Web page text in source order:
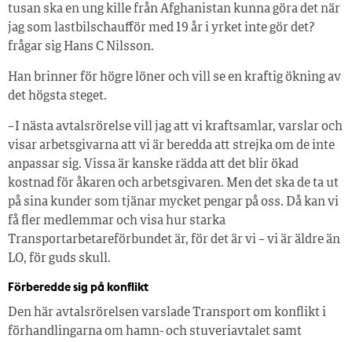
tusan ska en ung kille från Afghanistan kunna göra det när
jag som lastbilschaufför med 19 år i yrket inte gör det?
frågar sig Hans C Nilsson.
Han brinner för högre löner och vill se en kraftig ökning av
det högsta steget.
– I nästa avtalsrörelse vill jag att vi kraftsamlar, varslar och
visar arbetsgivarna att vi är beredda att strejka om de inte
anpassar sig. Vissa är kanske rädda att det blir ökad
kostnad för åkaren och arbetsgivaren. Men det ska de ta ut
på sina kunder som tjänar mycket pengar på oss. Då kan vi
få fler medlemmar och visa hur starka
Transportarbetareförbundet är, för det är vi – vi är äldre än
LO, för guds skull.
Förberedde sig på konflikt
Den här avtalsrörelsen varslade Transport om konflikt i
förhandlingarna om hamn- och stuveriavtalet samt